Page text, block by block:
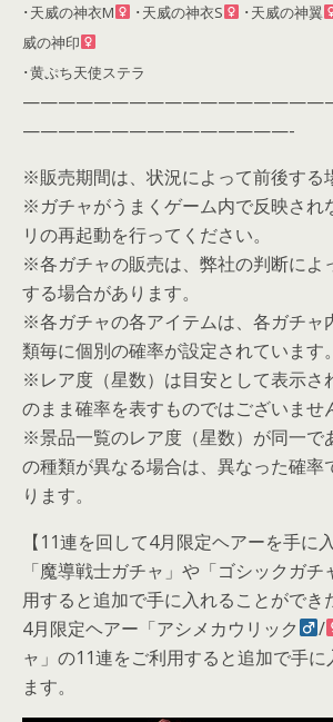
･天威の神衣M
･天威の神衣S ･天威の神翼
威の神印
･黄ぷち天使ステラ
———————————————-
※販売期間は、状況によって前後する
※ガチャがうまくゲーム内で反映され
リの再起動を行ってください。
※各ガチャの販売は、弊社の判断によ
する場合があります。
※各ガチャの各アイテムは、各ガチャ
類毎に個別の確率が設定されています。
※レア度（星数）は目安として表示さ
のまま確率を表すものではございませ
※景品一覧のレア度（星数）が同一で
の種類が異なる場合は、異なった確率
ります。
【11連を回して4月限定ヘアーを手に
「魔導戦士ガチャ」や「ゴシックガ
用すると追加で手に入れることができ
4月限定ヘアー「アシメカウリック
/
ャ」の11連をご利用すると追加で手
ます。